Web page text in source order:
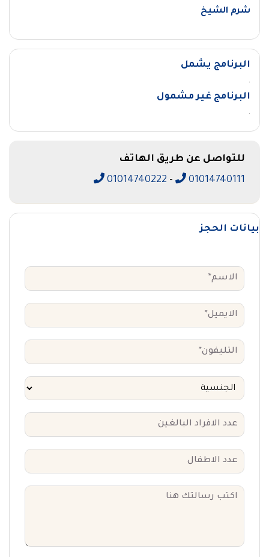
شرم الشيخ
البرنامج يشمل
.
البرنامج غير مشمول
.
للتواصل عن طريق الهاتف
01014740111
-
01014740222
بيانات الحجز